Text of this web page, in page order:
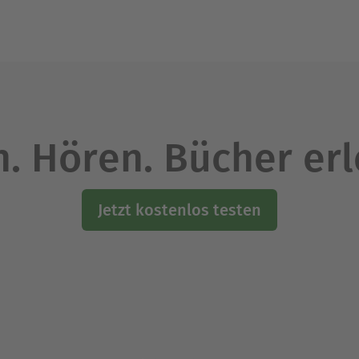
Hören. Bücher
Jetzt kostenlos testen